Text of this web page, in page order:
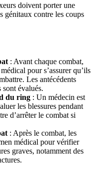
doivent porter une
génitaux contre les coups
: Avant chaque combat,
pour s’assurer qu’ils
Les antécédents
sont évalués.
du ring : Un médecin est
les blessures pendant
d’arrêter le combat si
: Après le combat, les
médical pour vérifier
graves, notamment des